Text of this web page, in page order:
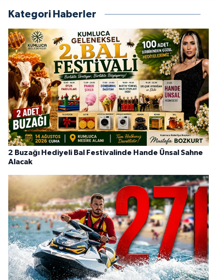
Kategori Haberler
2 Buzağı Hediyeli Bal Festivalinde Hande Ünsal Sahne
Alacak